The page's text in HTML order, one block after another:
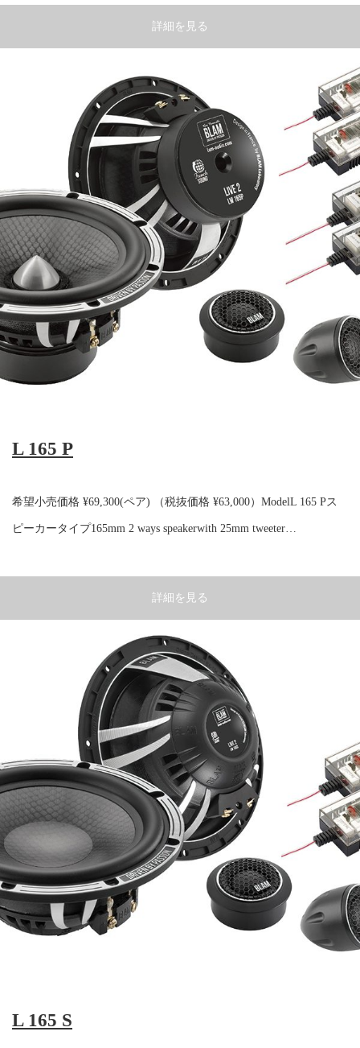
詳細を見る
L 165 P
希望小売価格 ¥69,300(ペア) （税抜価格 ¥63,000）ModelL 165 Pス
ピーカータイプ165mm 2 ways speakerwith 25mm tweeter…
詳細を見る
L 165 S